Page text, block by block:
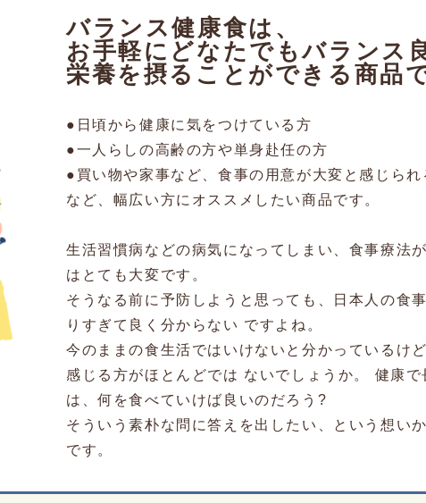
バランス健康食は、
お手軽にどなたでもバランス
栄養を摂ることができる商品で
●日頃から健康に気をつけている方
●一人らしの高齢の方や単身赴任の方
●買い物や家事など、食事の用意が大変と感じられ
など、幅広い方にオススメしたい商品です。
生活習慣病などの病気になってしまい、食事療法
はとても大変です。
そうなる前に予防しようと思っても、日本人の食
りすぎて良く分からない ですよね。
今のままの食生活ではいけないと分かっているけ
感じる方がほとんどでは ないでしょうか。 健康で
は、何を食べていけば良いのだろう?
そういう素朴な問に答えを出したい、という想い
です。